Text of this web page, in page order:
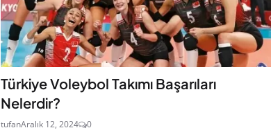
Türkiye Voleybol Takımı Başarıları
Nelerdir?
tufanAralık 12, 2024 0